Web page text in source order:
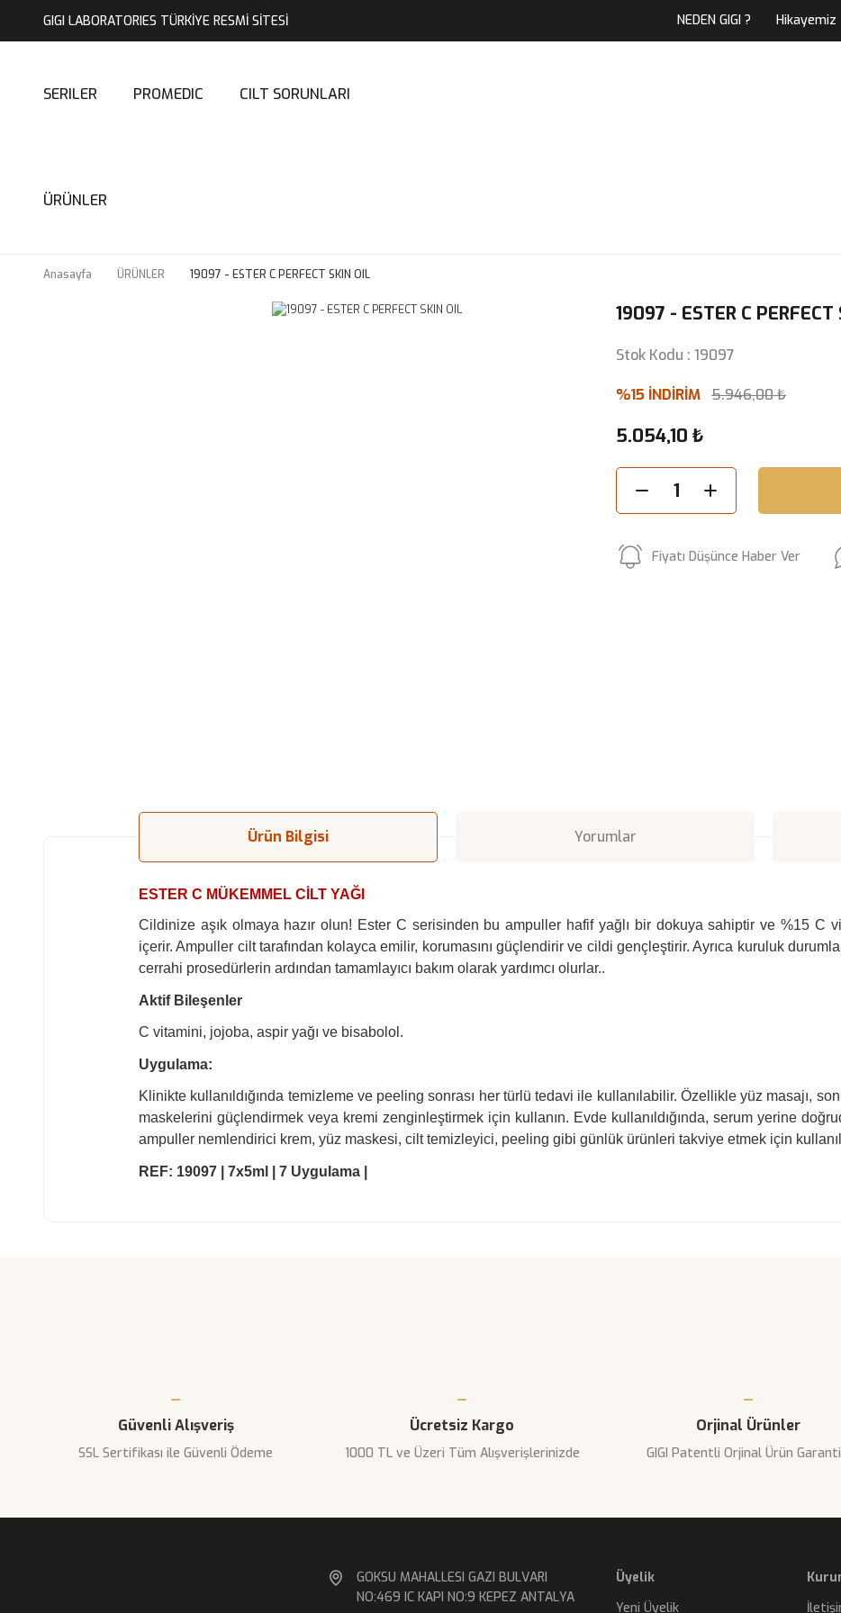
GIGI LABORATORIES TÜRKİYE RESMİ SİTESİ NEDEN GIGI ? Hikayemiz
SERILER PROMEDIC CILT SORUNLARI
ÜRÜNLER
Anasayfa ÜRÜNLER 19097 - ESTER C PERFECT SKIN OIL
19097 - ESTER C PERFECT
Stok Kodu : 19097
%15 İNDİRİM 5.946,00 ₺
5.054,10 ₺
Fiyatı Düşünce Haber Ver
Ürün Bilgisi Yorumlar
ESTER C MÜKEMMEL CİLT YAĞI
Cildinize aşık olmaya hazır olun! Ester C serisinden bu ampuller hafif yağlı bir dokuya sahiptir ve %15 C
içerir. Ampuller cilt tarafından kolayca emilir, korumasını güçlendirir ve cildi gençleştirir. Ayrıca kuruluk
cerrahi prosedürlerin ardından tamamlayıcı bakım olarak yardımcı olurlar..
Aktif Bileşenler
C vitamini, jojoba, aspir yağı ve bisabolol.
Uygulama:
Klinikte kullanıldığında temizleme ve peeling sonrası her türlü tedavi ile kullanılabilir. Özellikle yüz masajı,
maskelerini güçlendirmek veya kremi zenginleştirmek için kullanın. Evde kullanıldığında, serum yerine
ampuller nemlendirici krem, yüz maskesi, cilt temizleyici, peeling gibi günlük ürünleri takviye etmek için
REF: 19097 | 7x5ml | 7 Uygulama |
Gönder
Güvenli Alışveriş
SSL Sertifikası ile Güvenli Ödeme
Ücretsiz Kargo
1000 TL ve Üzeri Tüm Alışverişlerinizde
Orjinal Ürünler
GIGI Patentli Orjinal Ürün
GOKSU MAHALLESI GAZI BULVARI
NO:469 IC KAPI NO:9 KEPEZ ANTALYA
Üyelik
Yeni Üyelik